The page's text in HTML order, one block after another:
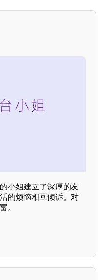
小姐建立了深厚的友
的烦恼相互倾诉。对
。